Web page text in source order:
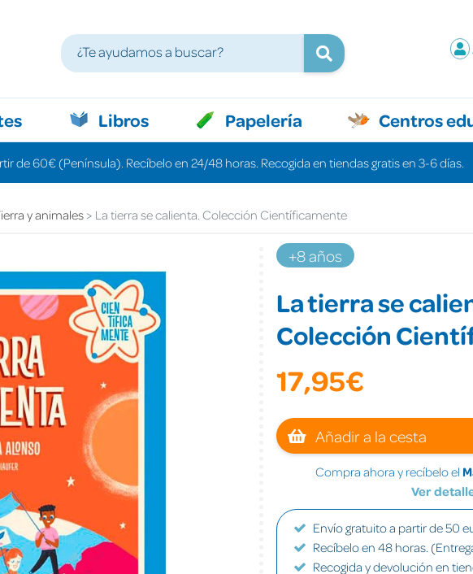
Libros Papelería Centros
de 60€ (Península). Recíbelo en 24/48 horas. Recogida en tiendas gratis en 3-6 días.
y animales La tierra se calienta. Colección Científicamente
+8 años
La tierra se
Colección
17,95€
Añadir a la cesta
Compra ahora y recíbelo el
Ver
Envío gratuito a partir de 50
Recíbelo en 48 horas.
Recogida y devolución en